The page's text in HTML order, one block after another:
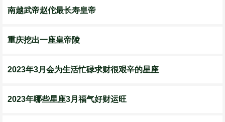
南越武帝赵佗最长寿皇帝
重庆挖出一座皇帝陵
2023年3月会为生活忙碌求财很艰辛的星座
2023年哪些星座3月福气好财运旺